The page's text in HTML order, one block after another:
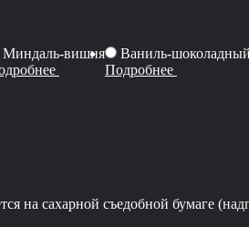
Миндаль-вишня
Ваниль-
Подробнее
на сахарной съедобной бумаге